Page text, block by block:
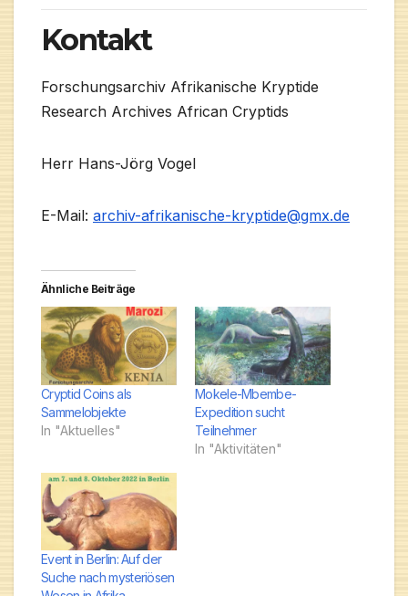
Kontakt
Forschungsarchiv Afrikanische Kryptide
Research Archives African Cryptids
Herr Hans-Jörg Vogel
E-Mail: archiv-afrikanische-kryptide@gmx.de
Ähnliche Beiträge
Cryptid Coins als
Sammelobjekte
In "Aktuelles"
Mokele-Mbembe-
Expedition sucht
Teilnehmer
In "Aktivitäten"
Event in Berlin: Auf der
Suche nach mysteriösen